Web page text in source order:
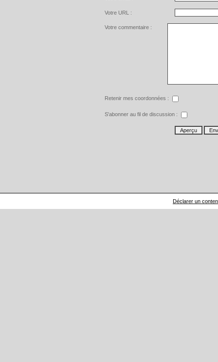
Votre URL :
Votre commentaire :
Retenir mes coordonnées :
S'abonner au fil de discussion :
Déclarer un